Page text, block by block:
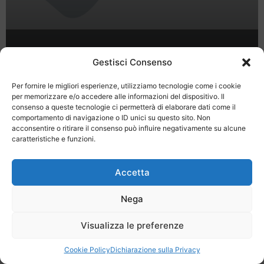
Gestisci Consenso
Per fornire le migliori esperienze, utilizziamo tecnologie come i cookie
per memorizzare e/o accedere alle informazioni del dispositivo. Il
consenso a queste tecnologie ci permetterà di elaborare dati come il
comportamento di navigazione o ID unici su questo sito. Non
acconsentire o ritirare il consenso può influire negativamente su alcune
caratteristiche e funzioni.
Accetta
Nega
Visualizza le preferenze
Cookie PolicyDichiarazione sulla Privacy
Last Minute
Registrati Contatti
SPECIALE LAST MINUTE - SH WEB